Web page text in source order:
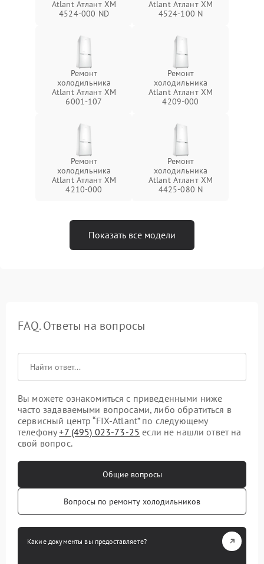
Atlant Атлант ХМ
4524-000 ND
Atlant Атлант ХМ
4524-100 N
Ремонт
холодильника
Atlant Атлант ХМ
6001-107
Ремонт
холодильника
Atlant Атлант ХМ
4209-000
Ремонт
холодильника
Atlant Атлант ХМ
4210-000
Ремонт
холодильника
Atlant Атлант ХМ
4425-080 N
Показать все модели
FAQ. Ответы на вопросы
Вы можете ознакомиться с приведенными ниже
часто задаваемыми вопросами, либо обратиться в
сервисный центр “FIX-Atlant” по следующему
телефону+7 (495) 023-73-25 если не нашли ответ на
свой вопрос.
Общие вопросы
Вопросы по ремонту холодильников
Какие документы вы предоставляете?